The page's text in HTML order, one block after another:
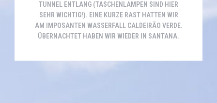
TUNNEL ENTLANG (TASCHENLAMPEN SIND HIER
SEHR WICHTIG!). EINE KURZE RAST HATTEN WIR
AM IMPOSANTEN WASSERFALL CALDEIRÃO VERDE.
ÜBERNACHTET HABEN WIR WIEDER IN SANTANA.